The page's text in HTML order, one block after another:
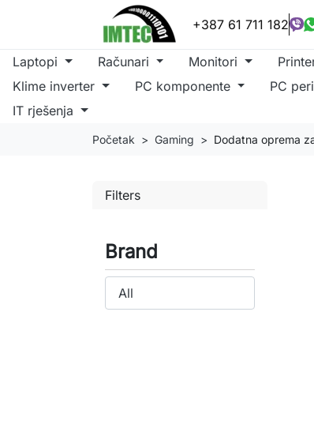
+387 61 711 182
Laptopi Računari Monitori
Klime inverter
PC komponente PC
IT rješenja
Početak Gaming Dodatna oprema
Filters
Brand